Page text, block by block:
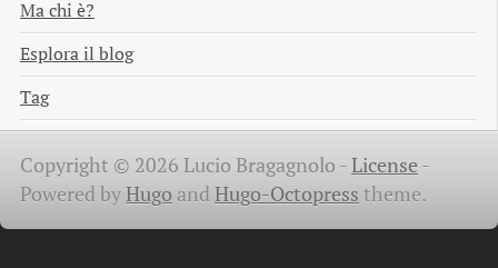
Ma chi è?
Esplora il blog
Tag
Copyright © 2026 Lucio Bragagnolo -License -
Powered byHugo and Hugo-Octopress theme.